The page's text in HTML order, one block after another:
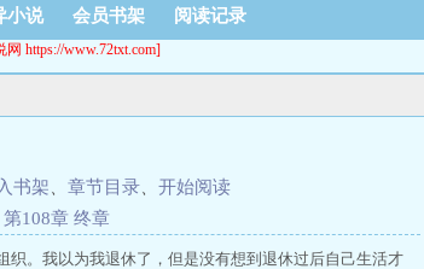
小说 会员书架 阅读记录
https://www.72txt.com]
书架 章节目录
开始阅读
第108章 终章
。我以为我退休了，但是没有想到退休过后自己生活才